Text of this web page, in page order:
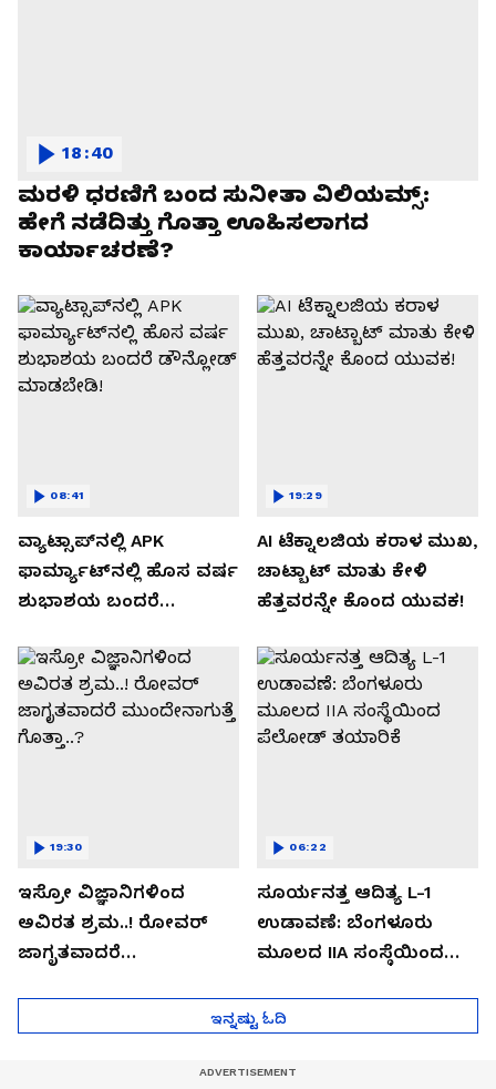
ಮರಳಿ ಧರಣಿಗೆ ಬಂದ ಸುನೀತಾ ವಿಲಿಯಮ್ಸ್:
ಹೇಗೆ ನಡೆದಿತ್ತು ಗೊತ್ತಾ ಊಹಿಸಲಾಗದ
ಕಾರ್ಯಾಚರಣೆ?
18:40
ವ್ಯಾಟ್ಸಾಪ್‌ನಲ್ಲಿ APK
ಫಾರ್ಮ್ಯಾಟ್‌ನಲ್ಲಿ ಹೊಸ ವರ್ಷ
ಶುಭಾಶಯ ಬಂದರೆ
08:41
AI ಟೆಕ್ನಾಲಜಿಯ ಕರಾಳ ಮುಖ,
ಚಾಟ್ಬಾಟ್ ಮಾತು ಕೇಳಿ
ಹೆತ್ತವರನ್ನೇ ಕೊಂದ ಯುವಕ!
19:29
ಇಸ್ರೋ ವಿಜ್ಞಾನಿಗಳಿಂದ
ಅವಿರತ ಶ್ರಮ..! ರೋವರ್
ಜಾಗೃತವಾದರೆ
19:30
ಸೂರ್ಯನತ್ತ ಆದಿತ್ಯ L-1
ಉಡಾವಣೆ: ಬೆಂಗಳೂರು
ಮೂಲದ IIA ಸಂಸ್ಥೆಯಿಂದ
06:22
ಇನ್ನಷ್ಟು ಓದಿ